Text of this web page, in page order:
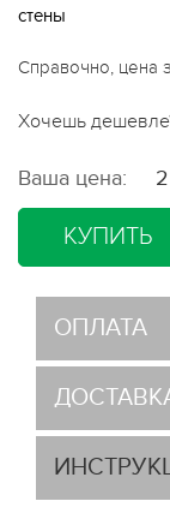
стены
Справочно, цена
Хочешь
Ваша цена:
КУПИТЬ
ОПЛАТА